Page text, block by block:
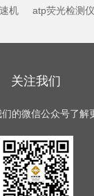
机 atp荧光检测仪
关注我们
的微信公众号了解